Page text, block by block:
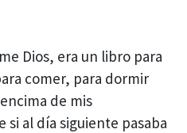
Dios, era un libro para
comer, para dormir
de mis
si al día siguiente pasaba